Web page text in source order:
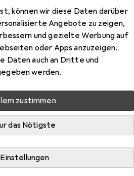
können wir diese Daten darüber
Angebote zu zeigen,
und gezielte Werbung auf
oder Apps anzuzeigen.
Daten auch an Dritte und
werden.
zustimmen
das Nötigste
Einstellungen
Hochjagd
den Kategorien Buchfolie und